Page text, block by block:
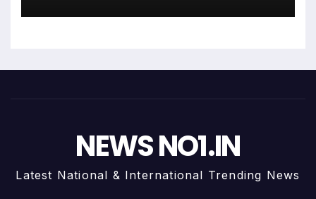
NEWS NO1.IN
Latest National & International Trending News